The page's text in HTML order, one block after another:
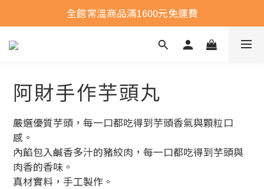
全館常溫商品滿1600元免運費
全館常溫商品滿1600元免運費
選購商品運費問題
阿財手作芋頭丸
嚴選優質芋頭，每一口都吃得到芋頭香氣與顆粒口
感。
內餡包入鹹香多汁的豬絞肉，每一口都吃得到芋頭與
肉香的香味。
真材實料，手工製作。